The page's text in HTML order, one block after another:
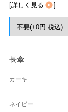
[詳しく見る ]
長傘
カーキ
ネイビー